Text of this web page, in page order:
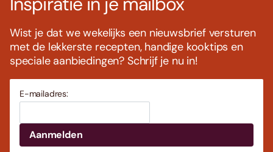
Wist je dat we wekelijks een nieuwsbrief versturen
met de lekkerste recepten, handige kooktips en
speciale aanbiedingen? Schrijf je nu in!
E-mailadres: